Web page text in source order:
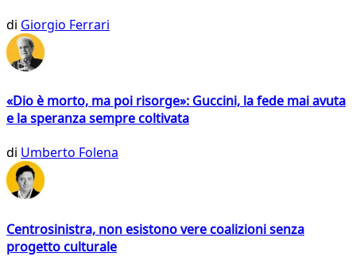
di Giorgio Ferrari
«Dio è morto, ma poi risorge»: Guccini, la fede mai avuta
e la speranza sempre coltivata
di Umberto Folena
Centrosinistra, non esistono vere coalizioni senza
progetto culturale